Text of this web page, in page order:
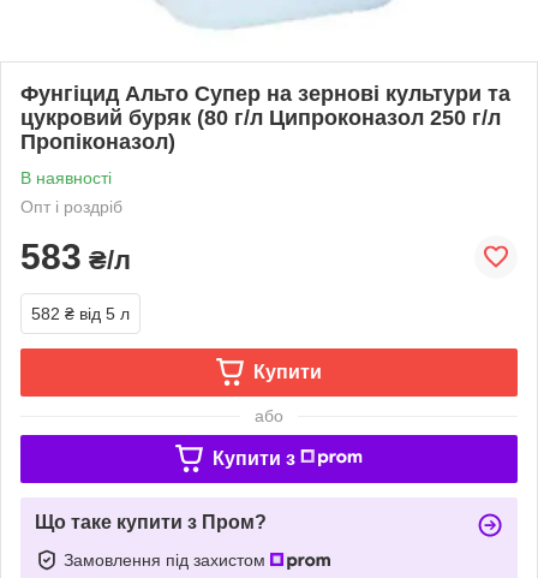
Фунгіцид Альто Супер на зернові культури та
цукровий буряк (80 г/л Ципроконазол 250 г/л
Пропіконазол)
В наявності
Опт і роздріб
583 ₴/л
582 ₴ від 5 л
Купити
або
Купити з
Що таке купити з Пром?
Замовлення під захистом